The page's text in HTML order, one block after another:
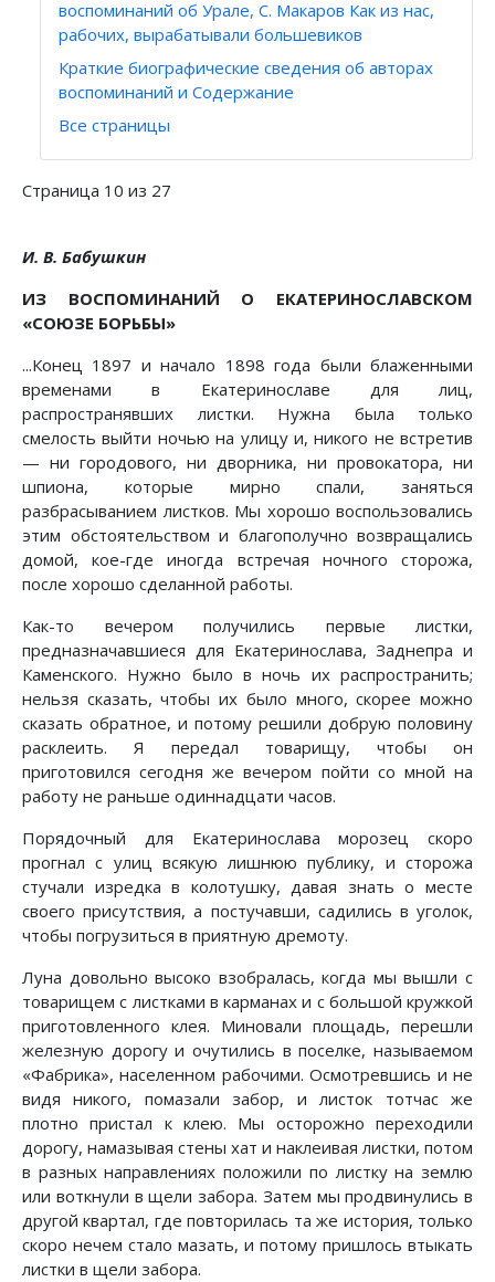
воспоминаний об Урале, С. Макаров Как из нас,
рабочих, вырабатывали большевиков
Краткие биографические сведения об авторах
воспоминаний и Содержание
Все страницы
Страница 10 из 27
И. В. Бабушкин
ИЗ ВОСПОМИНАНИЙ О ЕКАТЕРИНОСЛАВСКОМ
«СОЮЗЕ БОРЬБЫ»
...Конец 1897 и начало 1898 года были блаженными
временами в Екатеринославе для лиц,
распространявших листки. Нужна была только
смелость выйти ночью на улицу и, никого не встретив
— ни городового, ни дворника, ни провокатора, ни
шпиона, которые мирно спали, заняться
разбрасыванием листков. Мы хорошо воспользовались
этим обстоятельством и благополучно возвращались
домой, кое-где иногда встречая ночного сторожа,
после хорошо сделанной работы.
Как-то вечером получились первые листки,
предназначавшиеся для Екатеринослава, Заднепра и
Каменского. Нужно было в ночь их распространить;
нельзя сказать, чтобы их было много, скорее можно
сказать обратное, и потому решили добрую половину
расклеить. Я передал товарищу, чтобы он
приготовился сегодня же вечером пойти со мной на
работу не раньше одиннадцати часов.
Порядочный для Екатеринослава морозец скоро
прогнал с улиц всякую лишнюю публику, и сторожа
стучали изредка в колотушку, давая знать о месте
своего присутствия, а постучавши, садились в уголок,
чтобы погрузиться в приятную дремоту.
Луна довольно высоко взобралась, когда мы вышли с
товарищем с листками в карманах и с большой кружкой
приготовленного клея. Миновали площадь, перешли
железную дорогу и очутились в поселке, называемом
«Фабрика», населенном рабочими. Осмотревшись и не
видя никого, помазали забор, и листок тотчас же
плотно пристал к клею. Мы осторожно переходили
дорогу, намазывая стены хат и наклеивая листки, потом
в разных направлениях положили по листку на землю
или воткнули в щели забора. Затем мы продвинулись в
другой квартал, где повторилась та же история, только
скоро нечем стало мазать, и потому пришлось втыкать
листки в щели забора.